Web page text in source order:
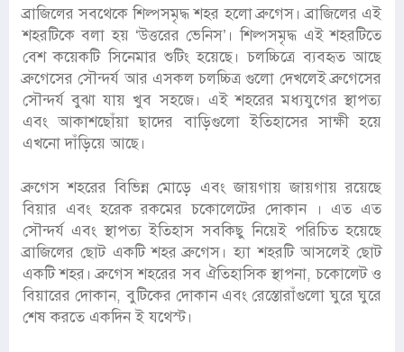
ব্রাজিলের সবথেকে শিল্পসমৃদ্ধ শহর হলো ব্রুগেস। ব্রাজিলের এই
শহরটিকে বলা হয় ‘উত্তরের ভেনিস’। শিল্পসমৃদ্ধ এই শহরটিতে
বেশ কয়েকটি সিনেমার শুটিং হয়েছে। চলচ্চিত্রে ব্যবহৃত আছে
ব্রুগেসের সৌন্দর্য আর এসকল চলচ্চিত্র গুলো দেখলেই ব্রুগেসের
সৌন্দর্য বুঝা যায় খুব সহজে। এই শহরের মধ্যযুগের স্থাপত্য
এবং আকাশছোঁয়া ছাদের বাড়িগুলো ইতিহাসের সাক্ষী হয়ে
এখনো দাঁড়িয়ে আছে।
ব্রুগেস শহরের বিভিন্ন মোড়ে এবং জায়গায় জায়গায় রয়েছে
বিয়ার এবং হরেক রকমের চকোলেটের দোকান । এত এত
সৌন্দর্য এবং স্থাপত্য ইতিহাস সবকিছু নিয়েই পরিচিত হয়েছে
ব্রাজিলের ছোট একটি শহর ব্রুগেস। হ্যা শহরটি আসলেই ছোট
একটি শহর। ব্রুগেস শহরের সব ঐতিহাসিক স্থাপনা, চকোলেট ও
বিয়ারের দোকান, বুটিকের দোকান এবং রেস্তোরাঁগুলো ঘুরে ঘুরে
শেষ করতে একদিন ই যথেস্ট।